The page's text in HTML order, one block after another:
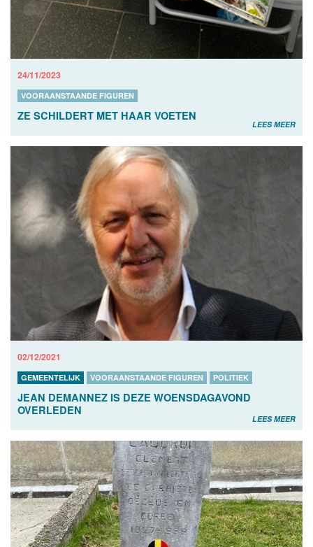
24/11/2023
VOORAANSTAANDE FIGUREN
ZE SCHILDERT MET HAAR VOETEN
LEES MEER
02/12/2021
GEMEENTELIJK VOORAANSTAANDE FIGUREN POLITIEK
JEAN DEMANNEZ IS DEZE WOENSDAGAVOND
OVERLEDEN
LEES MEER